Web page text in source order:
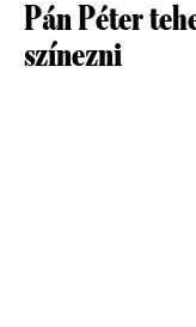
Pán Péter
színezni